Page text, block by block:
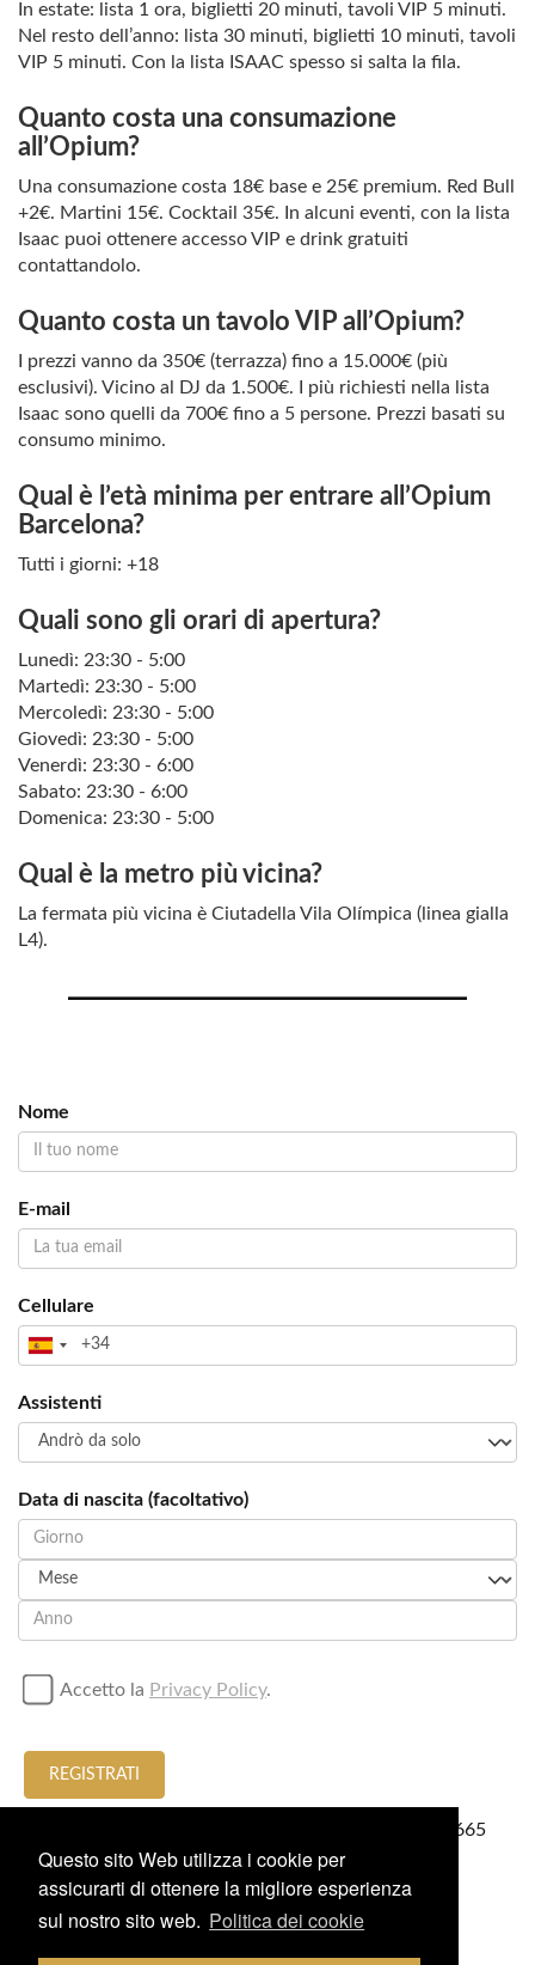
Questo sito Web utilizza i cookie per
assicurarti di ottenere la migliore esperienza
sul nostro sito web. Politica dei cookie
In estate: lista 1 ora, biglietti 20 minuti, tavoli VIP 5 minuti.
Nel resto dell’anno: lista 30 minuti, biglietti 10 minuti, tavoli
VIP 5 minuti. Con la lista ISAAC spesso si salta la fila.
Quanto costa una consumazione
all’Opium?
Una consumazione costa 18€ base e 25€ premium. Red Bull
+2€. Martini 15€. Cocktail 35€. In alcuni eventi, con la lista
Isaac puoi ottenere accesso VIP e drink gratuiti
contattandolo.
Quanto costa un tavolo VIP all’Opium?
I prezzi vanno da 350€ (terrazza) fino a 15.000€ (più
esclusivi). Vicino al DJ da 1.500€. I più richiesti nella lista
Isaac sono quelli da 700€ fino a 5 persone. Prezzi basati su
consumo minimo.
Qual è l’età minima per entrare all’Opium
Barcelona?
Tutti i giorni: +18
Quali sono gli orari di apertura?
Lunedì: 23:30 - 5:00
Martedì: 23:30 - 5:00
Mercoledì: 23:30 - 5:00
Giovedì: 23:30 - 5:00
Venerdì: 23:30 - 6:00
Sabato: 23:30 - 6:00
Domenica: 23:30 - 5:00
Qual è la metro più vicina?
La fermata più vicina è Ciutadella Vila Olímpica (linea gialla
L4).
Nome
E-mail
Cellulare
Assistenti
Data di nascita (facoltativo)
Accetto la Privacy Policy.
REGISTRATI
+34674636665